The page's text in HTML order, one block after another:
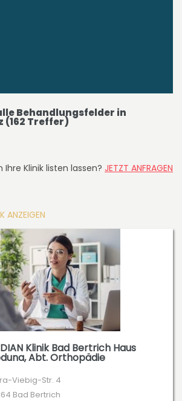
Behandlungsfelder in
(162 Treffer)
Ihre Klinik listen lassen? JETZT ANFRAGEN
ANZEIGEN
Klinik Bad Bertrich Haus
Abt. Orthopädie
Viebig-Str. 4
Bad Bertrich